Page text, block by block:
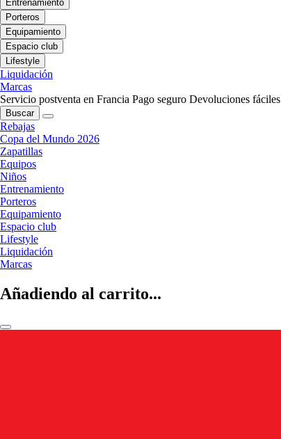
Entrenamiento
Porteros
Equipamiento
Espacio club
Lifestyle
Liquidación
Marcas
Servicio postventa en Francia Pago seguro Devoluciones fáciles
Buscar
Rebajas
Copa del Mundo 2026
Zapatillas
Equipos
Niños
Entrenamiento
Porteros
Equipamiento
Espacio club
Lifestyle
Liquidación
Marcas
Añadiendo al carrito...